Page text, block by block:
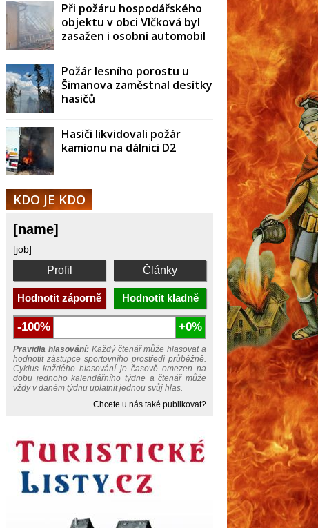
Při požáru hospodářského
objektu v obci Vlčková byl
zasažen i osobní automobil
Požár lesního porostu u
Šimanova zaměstnal desítky
hasičů
Hasiči likvidovali požár
kamionu na dálnici D2
KDO JE KDO
[name]
[job]
Profil Články
Hodnotit záporně Hodnotit kladně
-100% +0%
Pravidla hlasování:Každý čtenář může hlasovat a
hodnotit zástupce sportovního prostředí průběžně.
Cyklus každého hlasování je časově omezen na
dobu jednoho kalendářního týdne a čtenář může
vždy v daném týdnu uplatnit jednou svůj hlas.
Chcete u nás také publikovat?